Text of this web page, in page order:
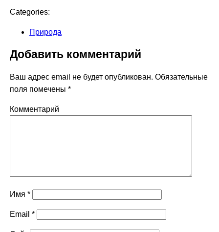
Categories:
Природа
Добавить комментарий
Ваш адрес email не будет опубликован. Обязательные
поля помечены *
Комментарий
Имя *
Email *